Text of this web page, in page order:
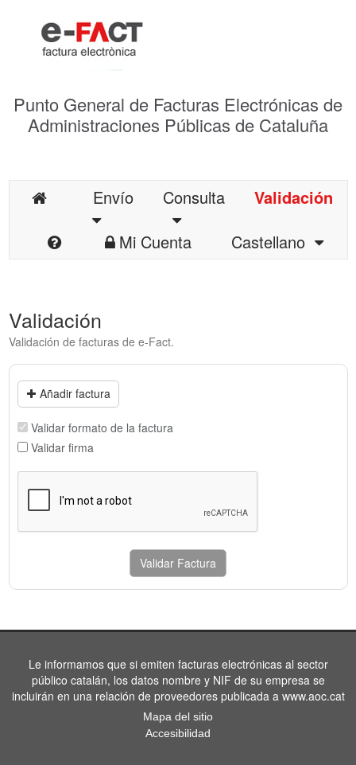
Punto General de Facturas Electrónicas de
Administraciones Públicas de Cataluña
Envío Consulta
Validación
Mi Cuenta
Castellano
Validación
Validación de facturas de e-Fact.
Añadir factura
Validar formato de la factura
Validar firma
Validar Factura
Le informamos que si emiten facturas electrónicas al sector
público catalán, los datos nombre y NIF de su empresa se
incluirán en una relación de proveedores publicada a www.aoc.cat
Mapa del sitio
Accesibilidad